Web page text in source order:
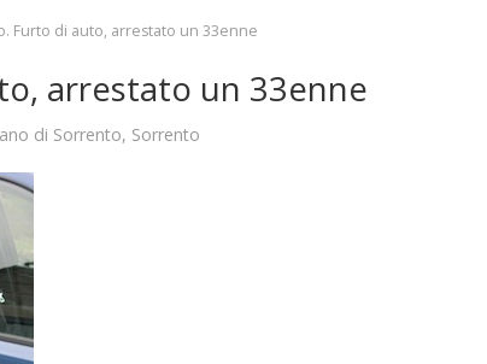
Furto di auto, arrestato un 33enne
arrestato un 33enne
di Sorrento, Sorrento